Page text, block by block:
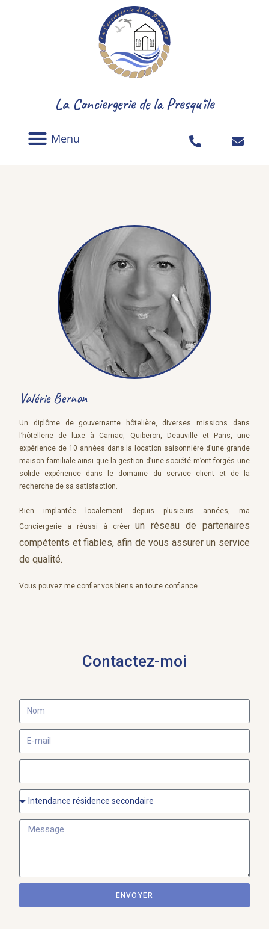
La Conciergerie de la Presqu'île
Valérie Bernon
Un diplôme de gouvernante hôtelière, diverses missions dans
l’hôtellerie de luxe à Carnac, Quiberon, Deauville et Paris, une
expérience de 10 années dans la location saisonnière d’une grande
maison familiale ainsi que la gestion d’une société m’ont forgés une
solide expérience dans le domaine du service client et de la
recherche de sa satisfaction.
Bien implantée localement depuis plusieurs années, ma
Conciergerie a réussi à créerun réseau de partenaires
compétents et fiables, afin de vous assurer un service
de qualité.
Vous pouvez me confier vos biens en toute confiance.
Contactez-moi
ENVOYER